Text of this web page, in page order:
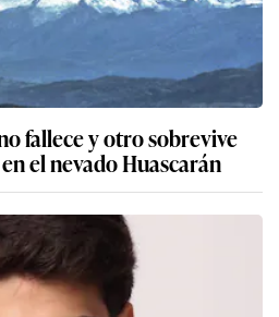
fallece y otro sobrevive
el nevado Huascarán